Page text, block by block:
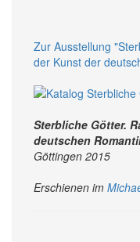
Zur Ausstellung
der Kunst der
Sterbliche Götter.
deutschen
Göttingen 2015
Erschienen im